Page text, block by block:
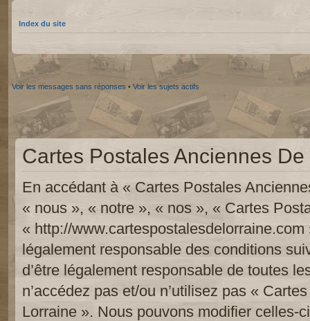
Index du site
Voir les messages sans réponses • Voir les sujets actifs
Cartes Postales Anciennes
En accédant à « Cartes Postales
« nous », « notre », « nos », « Cartes
« http://www.cartespostalesdelorraine.com
légalement responsable des conditions
d’être légalement responsable de toutes
n’accédez pas et/ou n’utilisez pas «
Lorraine ». Nous pouvons modifier celles-